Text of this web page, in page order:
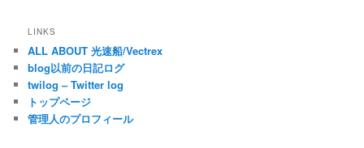
LINKS
ALL ABOUT 光速船/Vectrex
blog以前の日記ログ
twilog – Twitter log
トップページ
管理人のプロフィール